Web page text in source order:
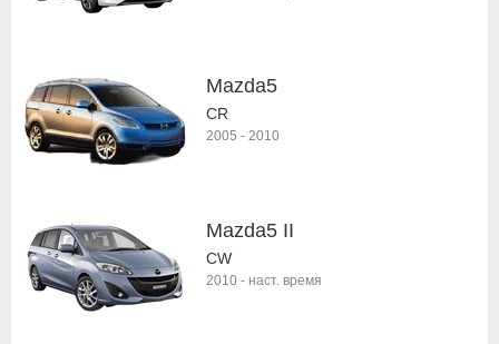
Mazda5
CR
2005 - 2010
Mazda5 II
CW
2010 - наст. время